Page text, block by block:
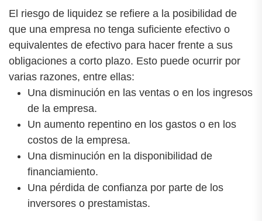
El riesgo de liquidez se refiere a la posibilidad de
que una empresa no tenga suficiente efectivo o
equivalentes de efectivo para hacer frente a sus
obligaciones a corto plazo. Esto puede ocurrir por
varias razones, entre ellas:
Una disminución en las ventas o en los ingresos
de la empresa.
Un aumento repentino en los gastos o en los
costos de la empresa.
Una disminución en la disponibilidad de
financiamiento.
Una pérdida de confianza por parte de los
inversores o prestamistas.